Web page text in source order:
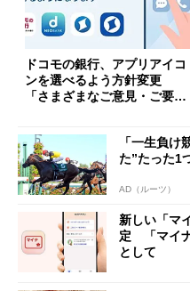
ドコモの銀行、アプリアイコ
ンを選べるよう方針変更
「さまざまなご意見・ご要望
「一生負
た”たった1
AD（ルーツ）
新しい「マ
定 「マイ
として